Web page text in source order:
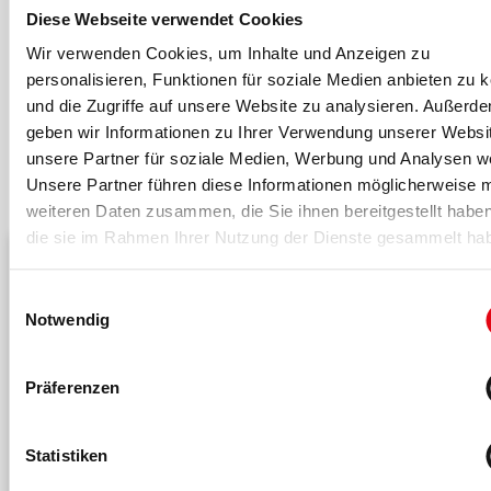
Diese Webseite verwendet Cookies
Wir verwenden Cookies, um Inhalte und Anzeigen zu
personalisieren, Funktionen für soziale Medien anbieten zu
und die Zugriffe auf unsere Website zu analysieren.
geben wir Informationen zu Ihrer Verwendung unserer
unsere Partner für soziale Medien, Werbung und Analysen
Unsere Partner führen diese Informationen möglicherweise
weiteren Daten zusammen, die Sie ihnen bereitgestellt
die sie im Rahmen Ihrer Nutzung der Dienste gesammelt
Notwendig
Präferenzen
Statistiken
Die fM Redaktion kannst du hier kontaktieren
Das könnte dich auch interessieren